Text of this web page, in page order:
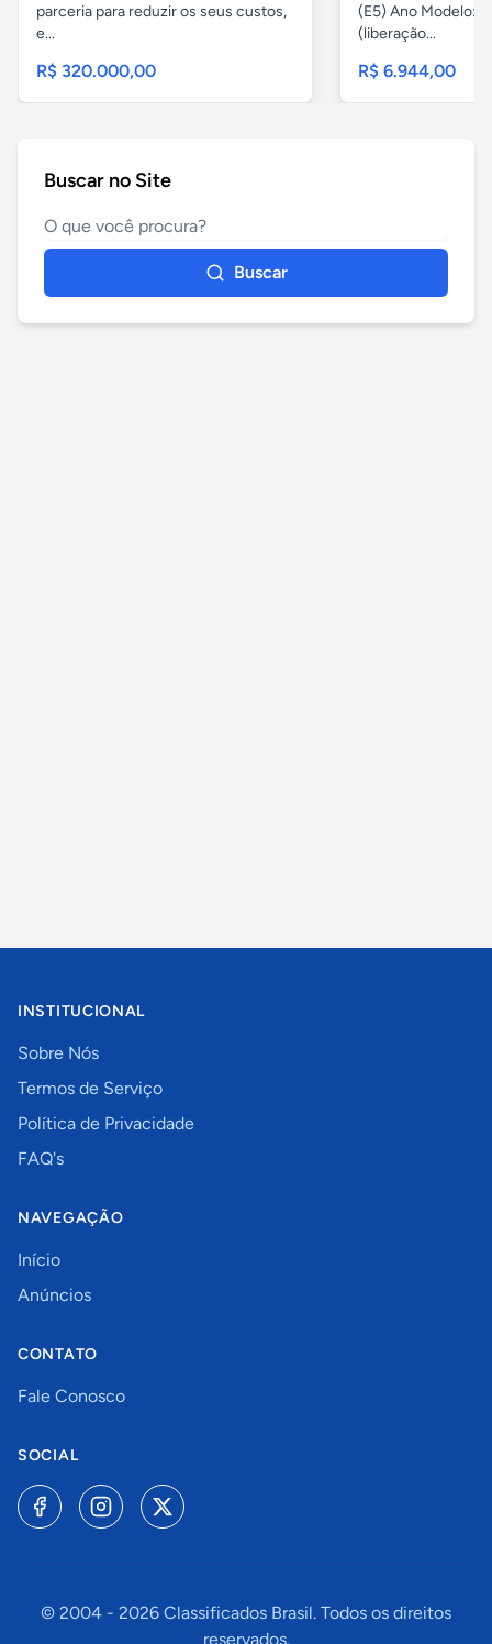
parceria para reduzir os seus custos,
e...
R$ 320.000,00
(E5) Ano Modelo:
(liberação...
R$ 6.944,00
Buscar no Site
Buscar
INSTITUCIONAL
Sobre Nós
Termos de Serviço
Política de Privacidade
FAQ's
NAVEGAÇÃO
Início
Anúncios
CONTATO
Fale Conosco
SOCIAL
© 2004 - 2026 Classificados Brasil. Todos os direitos
reservados.